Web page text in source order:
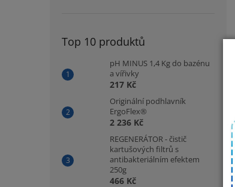
Top 10 produktů
pH MINUS 1,4 Kg do bazénu
a vířivky
217 Kč
Originální podhlavník
ErgoFlex®
2 236 Kč
REGENERÁTOR - čistič
kartušových filtrů s
antibakteriálním efektem
250g
466 Kč